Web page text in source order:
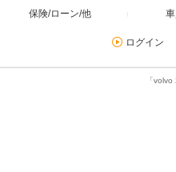
保険/ローン/他
ログイン
「